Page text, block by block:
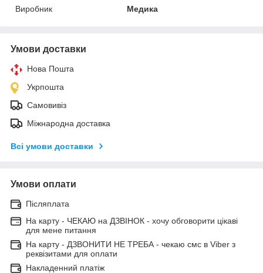
Виробник
Медика
Умови доставки
Нова Пошта
Укрпошта
Самовивіз
Міжнародна доставка
Всі умови доставки
Умови оплати
Післяплата
На карту - ЧЕКАЮ на ДЗВІНОК - хочу обговорити цікаві
для мене питання
На карту - ДЗВОНИТИ НЕ ТРЕБА - чекаю смс в Viber з
реквізитами для оплати
Накладенний платіж